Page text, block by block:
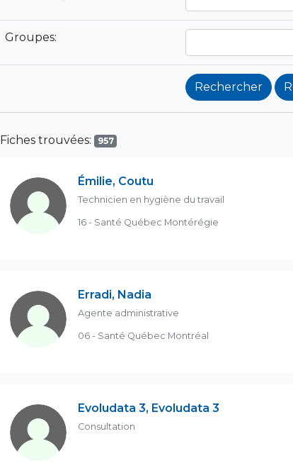
Groupes:
Fiches trouvées: 957
Émilie, Coutu
Technicien en hygiène du travail
16 - Santé Québec Montérégie
Erradi, Nadia
Agente administrative
06 - Santé Québec Montréal
Evoludata 3, Evoludata 3
Consultation